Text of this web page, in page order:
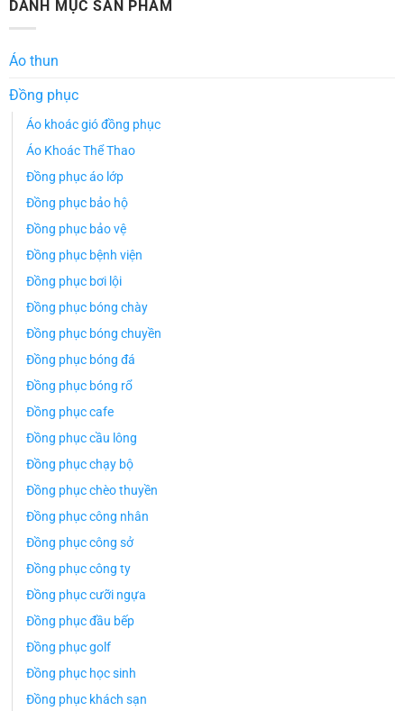
DANH MỤC SẢN PHẨM
Áo thun
Đồng phục
Áo khoác gió đồng phục
Áo Khoác Thể Thao
Đồng phục áo lớp
Đồng phục bảo hộ
Đồng phục bảo vệ
Đồng phục bệnh viện
Đồng phục bơi lội
Đồng phục bóng chày
Đồng phục bóng chuyền
Đồng phục bóng đá
Đồng phục bóng rổ
Đồng phục cafe
Đồng phục cầu lông
Đồng phục chạy bộ
Đồng phục chèo thuyền
Đồng phục công nhân
Đồng phục công sở
Đồng phục công ty
Đồng phục cưỡi ngựa
Đồng phục đầu bếp
Đồng phục golf
Đồng phục học sinh
Đồng phục khách sạn